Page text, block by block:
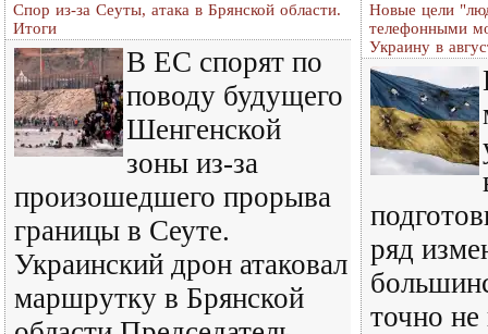
Спор из-за Сеуты, атака в Брянской области.
Итоги
В ЕС спорят по
поводу будущего
Шенгенской
зоны из-за
произошедшего прорыва
границы в Сеуте.
Украинский дрон атаковал
маршрутку в Брянской
Новые цели
телефонными
Украину в
ряд
точно не